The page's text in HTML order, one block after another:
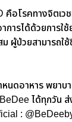
คือโรคทางจิตเ
การได้ด้วยการใ
ม ผู้ป่วยสามารถใ
นดอาหาร พยาบ
ได้ทุกวัน
: